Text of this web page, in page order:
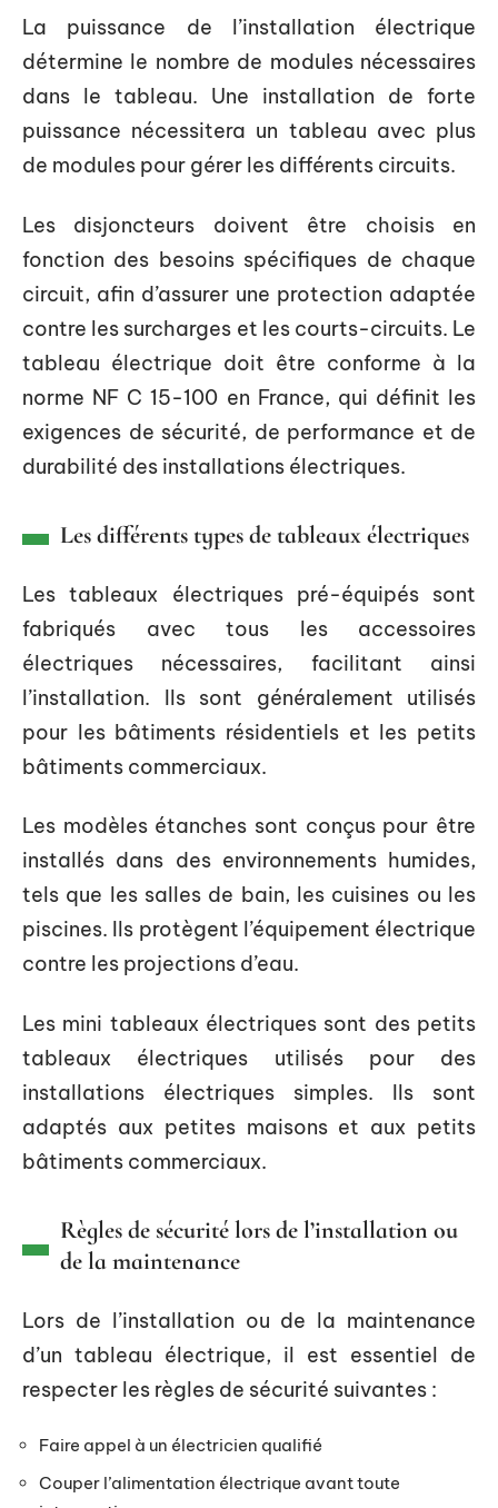
La puissance de l’installation électrique
détermine le nombre de modules nécessaires
dans le tableau. Une installation de forte
puissance nécessitera un tableau avec plus
de modules pour gérer les différents circuits.
Les disjoncteurs doivent être choisis en
fonction des besoins spécifiques de chaque
circuit, afin d’assurer une protection adaptée
contre les surcharges et les courts-circuits. Le
tableau électrique doit être conforme à la
norme NF C 15-100 en France, qui définit les
exigences de sécurité, de performance et de
durabilité des installations électriques.
Les différents types de tableaux électriques
Les tableaux électriques pré-équipés sont
fabriqués avec tous les accessoires
électriques nécessaires, facilitant ainsi
l’installation. Ils sont généralement utilisés
pour les bâtiments résidentiels et les petits
bâtiments commerciaux.
Les modèles étanches sont conçus pour être
installés dans des environnements humides,
tels que les salles de bain, les cuisines ou les
piscines. Ils protègent l’équipement électrique
contre les projections d’eau.
Les mini tableaux électriques sont des petits
tableaux électriques utilisés pour des
installations électriques simples. Ils sont
adaptés aux petites maisons et aux petits
bâtiments commerciaux.
Règles de sécurité lors de l’installation ou
de la maintenance
Lors de l’installation ou de la maintenance
d’un tableau électrique, il est essentiel de
respecter les règles de sécurité suivantes :
Faire appel à un électricien qualifié
Couper l’alimentation électrique avant toute